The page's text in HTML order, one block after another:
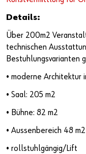
Details:
Über 200m2
technischen
Bestuhlungsvarianten
• moderne Architektur
• Saal: 205 m2
• Bühne: 82 m2
• Aussenbereich 48 m2
• rollstuhlgängig/Lift